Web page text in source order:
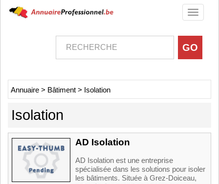
Toggle
Annuaire > Bâtiment > Isolation
Isolation
AD Isolation
AD Isolation est une entreprise
spécialisée dans les solutions pour isoler
les bâtiments. Située à Grez-Doiceau,